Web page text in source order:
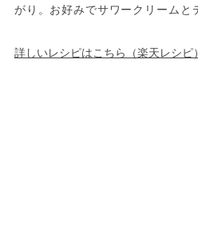
がり。お好みでサワークリーム
詳しいレシピはこちら（楽天レシピ）